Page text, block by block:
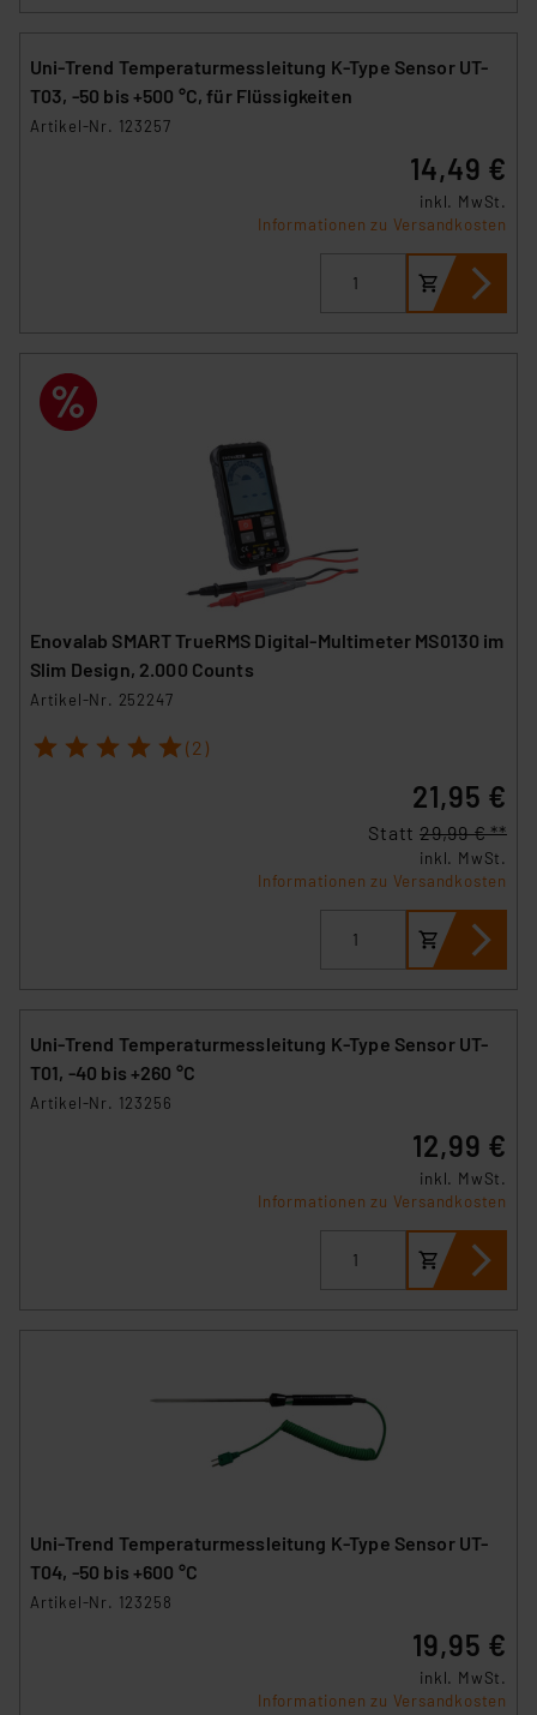
Uni-Trend Temperaturmessleitung K-Type Sensor UT-
T03, -50 bis +500 °C, für Flüssigkeiten
Artikel-Nr. 123257
14,49 €
inkl. MwSt.
Informationen zu Versandkosten
Enovalab SMART TrueRMS Digital-Multimeter MS0130 im
Slim Design, 2.000 Counts
Artikel-Nr. 252247
1 2 3 4 5 (2)
21,95 €
Statt 29,99 € **
inkl. MwSt.
Informationen zu Versandkosten
Uni-Trend Temperaturmessleitung K-Type Sensor UT-
T01, -40 bis +260 °C
Artikel-Nr. 123256
12,99 €
inkl. MwSt.
Informationen zu Versandkosten
Uni-Trend Temperaturmessleitung K-Type Sensor UT-
T04, -50 bis +600 °C
Artikel-Nr. 123258
19,95 €
inkl. MwSt.
Informationen zu Versandkosten